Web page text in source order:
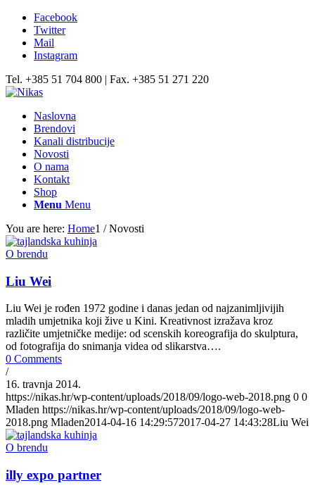
Facebook
Twitter
Mail
Instagram
Tel. +385 51 704 800 | Fax. +385 51 271 220
Naslovna
Brendovi
Kanali distribucije
Novosti
O nama
Kontakt
Shop
Menu Menu
You are here: Home1 / Novosti
O brendu
Liu Wei
Liu Wei je rođen 1972 godine i danas jedan od najzanimljivijih
mladih umjetnika koji žive u Kini. Kreativnost izražava kroz
različite umjetničke medije: od scenskih koreografija do skulptura,
od fotografija do snimanja videa od slikarstva….
0 Comments
/
16. travnja 2014.
https://nikas.hr/wp-content/uploads/2018/09/logo-web-2018.png 0 0
Mladen https://nikas.hr/wp-content/uploads/2018/09/logo-web-
2018.png Mladen2014-04-16 14:29:572017-04-27 14:43:28Liu Wei
O brendu
illy expo partner